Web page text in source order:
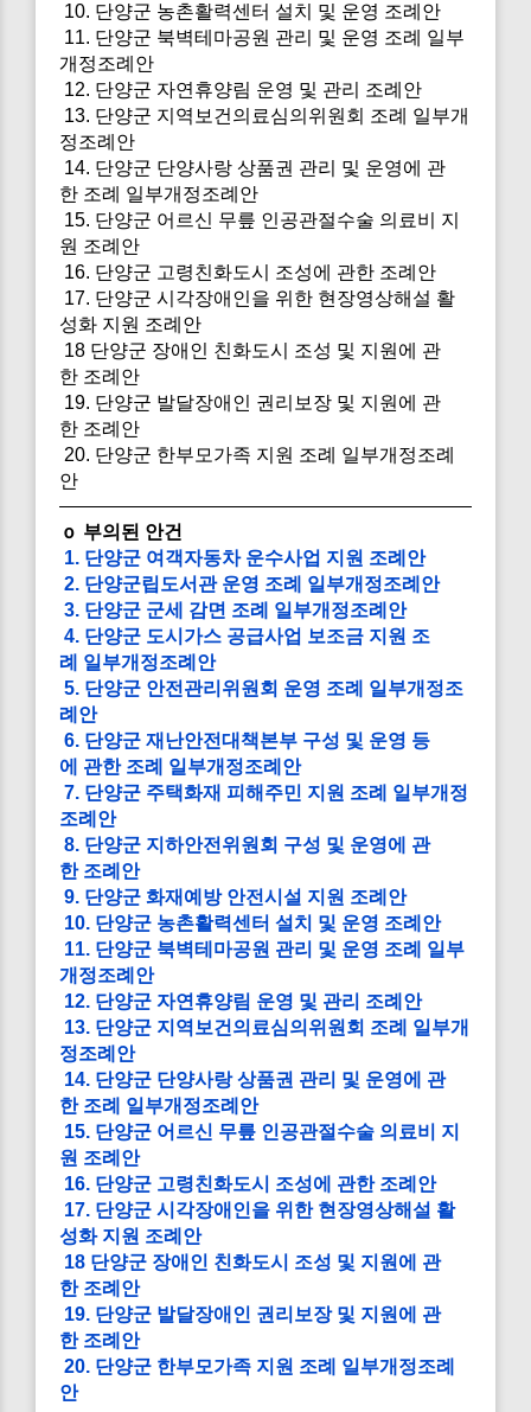
10. 단양군 농촌활력센터 설치 및 운영 조례안
11. 단양군 북벽테마공원 관리 및 운영 조례 일부
개정조례안
12. 단양군 자연휴양림 운영 및 관리 조례안
13. 단양군 지역보건의료심의위원회 조례 일부개
정조례안
14. 단양군 단양사랑 상품권 관리 및 운영에 관
한 조례 일부개정조례안
15. 단양군 어르신 무릎 인공관절수술 의료비 지
원 조례안
16. 단양군 고령친화도시 조성에 관한 조례안
17. 단양군 시각장애인을 위한 현장영상해설 활
성화 지원 조례안
18 단양군 장애인 친화도시 조성 및 지원에 관
한 조례안
19. 단양군 발달장애인 권리보장 및 지원에 관
한 조례안
20. 단양군 한부모가족 지원 조례 일부개정조례
안
ｏ 부의된 안건
1. 단양군 여객자동차 운수사업 지원 조례안
2. 단양군립도서관 운영 조례 일부개정조례안
3. 단양군 군세 감면 조례 일부개정조례안
4. 단양군 도시가스 공급사업 보조금 지원 조
례 일부개정조례안
5. 단양군 안전관리위원회 운영 조례 일부개정조
례안
6. 단양군 재난안전대책본부 구성 및 운영 등
에 관한 조례 일부개정조례안
7. 단양군 주택화재 피해주민 지원 조례 일부개정
조례안
8. 단양군 지하안전위원회 구성 및 운영에 관
한 조례안
9. 단양군 화재예방 안전시설 지원 조례안
10. 단양군 농촌활력센터 설치 및 운영 조례안
11. 단양군 북벽테마공원 관리 및 운영 조례 일부
개정조례안
12. 단양군 자연휴양림 운영 및 관리 조례안
13. 단양군 지역보건의료심의위원회 조례 일부개
정조례안
14. 단양군 단양사랑 상품권 관리 및 운영에 관
한 조례 일부개정조례안
15. 단양군 어르신 무릎 인공관절수술 의료비 지
원 조례안
16. 단양군 고령친화도시 조성에 관한 조례안
17. 단양군 시각장애인을 위한 현장영상해설 활
성화 지원 조례안
18 단양군 장애인 친화도시 조성 및 지원에 관
한 조례안
19. 단양군 발달장애인 권리보장 및 지원에 관
한 조례안
20. 단양군 한부모가족 지원 조례 일부개정조례
안